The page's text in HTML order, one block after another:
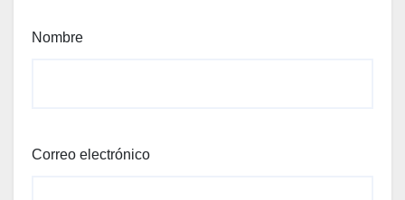
Nombre
Correo electrónico